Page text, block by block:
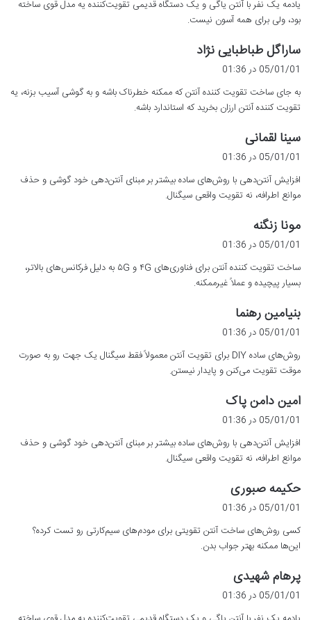
:
یادمه یک نفر با آنتن یاگی و یک دستگاه قدیمی تقویت‌کننده یه مدل قوی ساخته
بود، ولی برای همه آسون نیست.
ساراگل طباطبایی نژاد
:
05/01/01 در 01:36
به جای ساخت تقویت کننده آنتن که ممکنه خطرناک باشه و به گوشی آسیب بزنه، یه
تقویت کننده آنتن ارزان بخرید که استاندارد باشه.
سینا لقمانی
ف
:
05/01/01 در 01:36
افزایش آنتن‌دهی با روش‌های ساده بیشتر بر مبنای آنتن‌دهی خود گوشی و حذف
موانع اطرافه، نه تقویت واقعی سیگنال.
مونا زنگنه
ت
:
05/01/01 در 01:36
ساخت تقویت کننده آنتن برای فناوری‌های ۴G و ۵G به دلیل فرکانس‌های بالاتر،
بسیار پیچیده و عملاً غیرممکنه.
بنیامین رهنما
:
05/01/01 در 01:36
روش‌های ساده DIY برای تقویت آنتن معمولاً فقط سیگنال یک جهت رو به صورت
موقت تقویت می‌کنن و پایدار نیستن.
امین دامن پاک
ف
:
05/01/01 در 01:36
افزایش آنتن‌دهی با روش‌های ساده بیشتر بر مبنای آنتن‌دهی خود گوشی و حذف
موانع اطرافه، نه تقویت واقعی سیگنال.
حکیمه صبوری
ف
:
05/01/01 در 01:36
کسی روش‌های ساخت آنتن تقویتی برای مودم‌های سیم‌کارتی رو تست کرده؟
این‌ها ممکنه بهتر جواب بدن.
پرهام شهیدی
ف
05/01/01 در 01:36